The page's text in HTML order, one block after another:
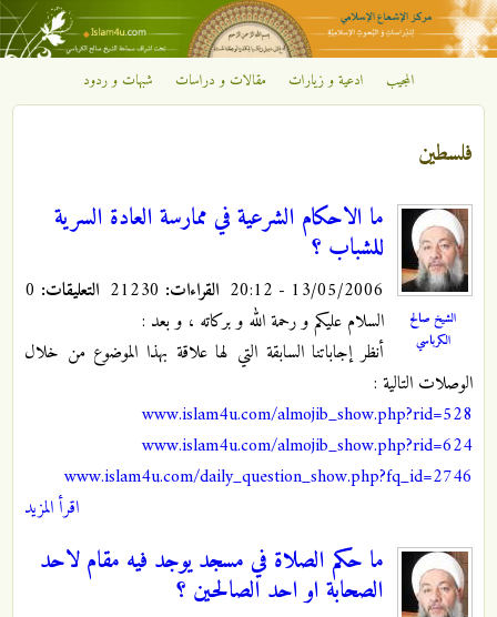
تجاوز إلى المحتوى الرئيسي
مركز
الإشعاع
الإسلامي
المجيب ادعية و زيارات مقالات و دراسات شبهات و ردود
فلسطين
الشيخ صالح
الكرباسي
ما الاحكام الشرعية في ممارسة العادة السرية
للشباب ؟
13/05/2006 - 20:12 القراءات: التعليقات:
السلام عليكم و رحمة الله و بركاته ، و بعد :
أنظر إجاباتنا السابقة التي لها علاقة بهذا الموضوع من خلال
الوصلات التالية :
www.islam4u.com/almojib_show.php?rid=528
www.islam4u.com/almojib_show.php?rid=624
www.islam4u.com/daily_question_show.php?fq_id=2746
اقرأ المزيد
ما حكم الصلاة في مسجد يوجد فيه مقام لاحد
الصحابة او احد الصالحين ؟